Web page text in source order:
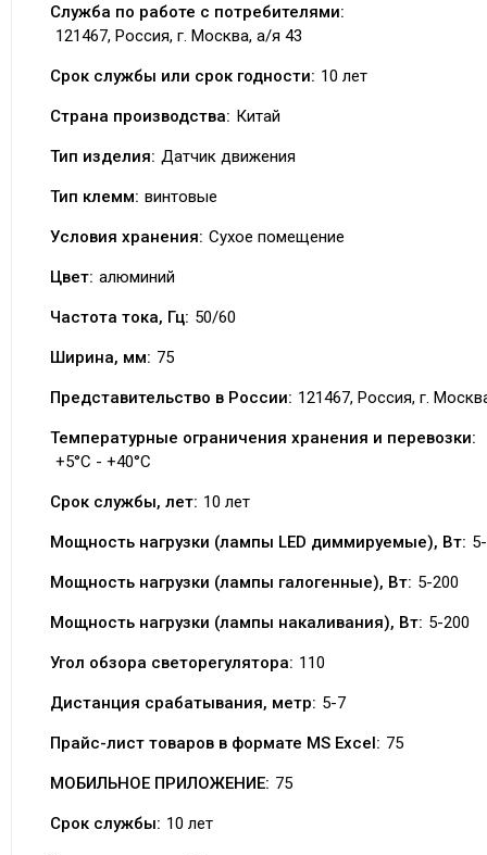
Служба по работе с потребителями:
121467, Россия, г. Москва, а/я 43
Срок службы или срок годности: 10 лет
Страна производства: Китай
Тип изделия: Датчик движения
Тип клемм: винтовые
Условия хранения: Сухое помещение
Цвет: алюминий
Частота тока, Гц: 50/60
Ширина, мм: 75
Представительство в России: 121467, Россия, г.
Температурные ограничения хранения и перевозки:
+5°C - +40°C
Срок службы, лет: 10 лет
Мощность нагрузки (лампы LED диммируемые), Вт:
Мощность нагрузки (лампы галогенные), Вт: 5-200
Мощность нагрузки (лампы накаливания), Вт: 5-200
Угол обзора светорегулятора: 110
Дистанция срабатывания, метр: 5-7
Прайс-лист товаров в формате MS Excel: 75
МОБИЛЬНОЕ ПРИЛОЖЕНИЕ: 75
Срок службы: 10 лет